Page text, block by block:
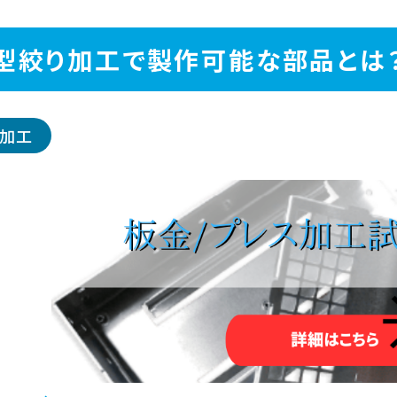
絞り加工で製作可能な部品とは
工